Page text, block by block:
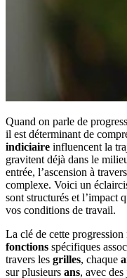
Quand on parle de
il est déterminant de
indiciaire influencent la
gravitent déjà dans le
entrée, l’ascension à
complexe. Voici un
sont structurés et l’impact
vos conditions de travail.
La clé de cette
fonctions spécifiques
travers les grilles, chaque
sur plusieurs ans, avec